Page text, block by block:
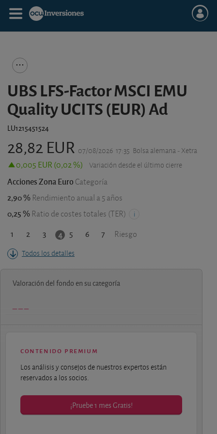
UBS LFS-Factor MSCI EMU
Quality UCITS (EUR) Ad
LU1215451524
28,82 EUR 07/08/2026 17:35 Bolsa alemana - Xetra
0,005 EUR (0,02 %) Variación desde el último cierre
Acciones Zona Euro Categoría
2,90 % Rendimiento anual a 5 años
0,25 % Ratio de costes totales (TER)
1 2 3 4 5 6 7 Riesgo
Todos los detalles
Valoración del fondo en su categoría
contenido premium
Los análisis y consejos de nuestros expertos están
reservados a los socios.
¡Pruebe 1 mes Gratis!